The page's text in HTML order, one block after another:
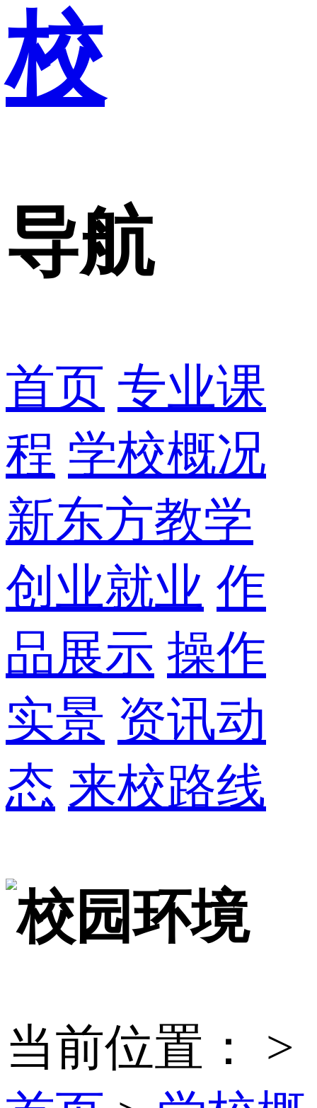
导航
首页 专业课
程 学校概况
新东方教学
创业就业 作
品展示 操作
实景 资讯动
态 来校路线
当前位置：
>